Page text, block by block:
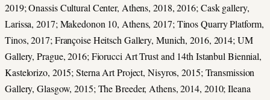
2019; Onassis Cultural Center, Athens, 2018, 2016; Cask gallery,
Larissa, 2017; Makedonon 10, Athens, 2017; Tinos Quarry Platform,
Tinos, 2017; Françoise Heitsch Gallery, Munich, 2016, 2014; UM
Gallery, Prague, 2016; Fiorucci Art Trust and 14th Istanbul Biennial,
Kastelorizo, 2015; Sterna Art Project, Nisyros, 2015; Transmission
Gallery, Glasgow, 2015; The Breeder, Athens, 2014, 2010; Ileana